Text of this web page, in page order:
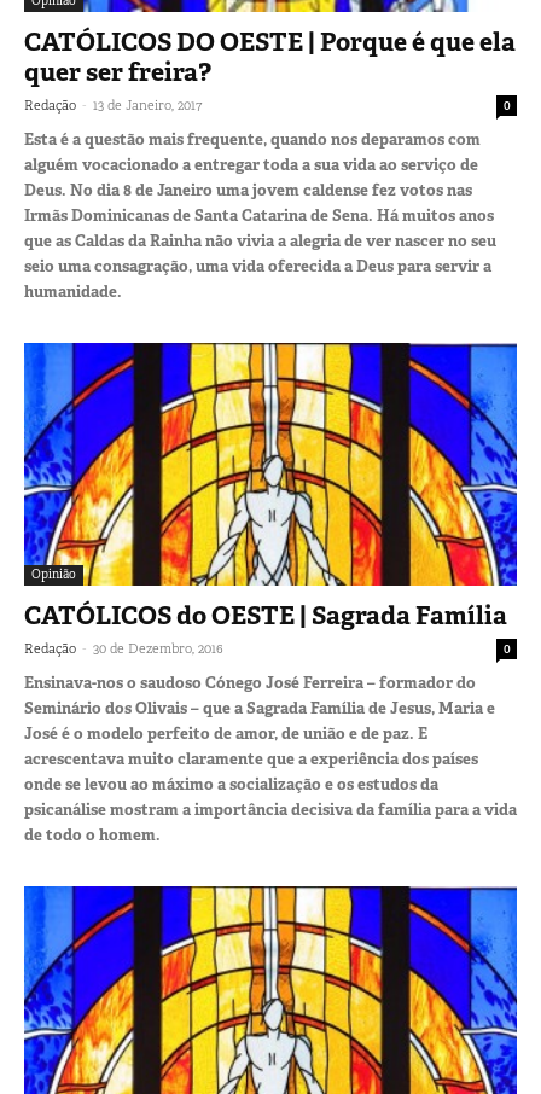
CATÓLICOS DO OESTE | Porque é que ela
quer ser freira?
Redação - 13 de Janeiro, 2017 0
Esta é a questão mais frequente, quando nos deparamos com
alguém vocacionado a entregar toda a sua vida ao serviço de
Deus. No dia 8 de Janeiro uma jovem caldense fez votos nas
Irmãs Dominicanas de Santa Catarina de Sena. Há muitos anos
que as Caldas da Rainha não vivia a alegria de ver nascer no seu
seio uma consagração, uma vida oferecida a Deus para servir a
humanidade.
Opinião
CATÓLICOS do OESTE | Sagrada Família
Redação - 30 de Dezembro, 2016 0
Ensinava-nos o saudoso Cónego José Ferreira – formador do
Seminário dos Olivais – que a Sagrada Família de Jesus, Maria e
José é o modelo perfeito de amor, de união e de paz. E
acrescentava muito claramente que a experiência dos países
onde se levou ao máximo a socialização e os estudos da
psicanálise mostram a importância decisiva da família para a vida
de todo o homem.